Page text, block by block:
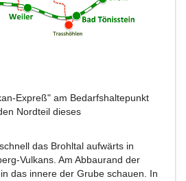
Expreß" am Bedarfshaltepunkt
Nordteil dieses
das Brohltal aufwärts in
Vulkans. Am Abbaurand der
das innere der Grube schauen. In